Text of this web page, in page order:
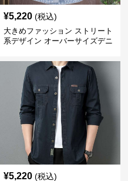
¥5,220 (税込)
大きめファッション ストリート
系デザイン オーバーサイズデニ
¥5,220 (税込)